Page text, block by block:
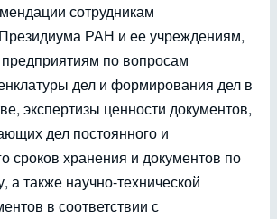
сотрудникам
РАН и ее учреждениям,
по вопросам
дел и формирования дел в
экспертизы ценности документов,
дел постоянного и
сроков хранения и документов по
а также научно-технической
в соответствии с